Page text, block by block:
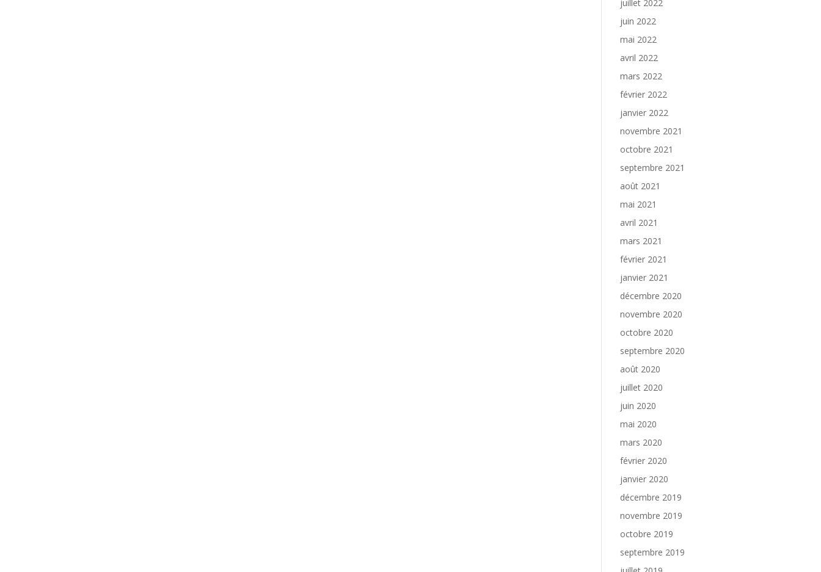
juillet 2022
juin 2022
mai 2022
avril 2022
mars 2022
février 2022
janvier 2022
novembre 2021
octobre 2021
septembre 2021
août 2021
mai 2021
avril 2021
mars 2021
février 2021
janvier 2021
décembre 2020
novembre 2020
octobre 2020
septembre 2020
août 2020
juillet 2020
juin 2020
mai 2020
mars 2020
février 2020
janvier 2020
décembre 2019
novembre 2019
octobre 2019
septembre 2019